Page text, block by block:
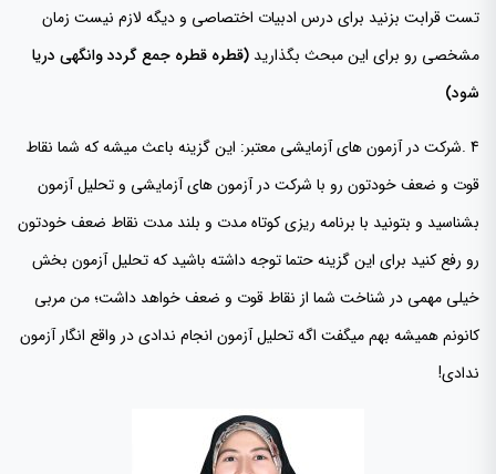
تست قرابت بزنید برای درس ادبیات اختصاصی و دیگه لازم نیست زمان
مشخصی رو برای این مبحث بگذارید (قطره قطره جمع گردد وانگهی دریا
شود)
4 .شرکت در آزمون های آزمایشی معتبر: این گزینه باعث میشه که شما نقاط
قوت و ضعف خودتون رو با شرکت در آزمون های آزمایشی و تحلیل آزمون
بشناسید و بتونید با برنامه ریزی کوتاه مدت و بلند مدت نقاط ضعف خودتون
رو رفع کنید برای این گزینه حتما توجه داشته باشید که تحلیل آزمون بخش
خیلی مهمی در شناخت شما از نقاط قوت و ضعف خواهد داشت؛ من مربی
کانونم همیشه بهم میگفت اگه تحلیل آزمون انجام ندادی در واقع انگار آزمون
ندادی!